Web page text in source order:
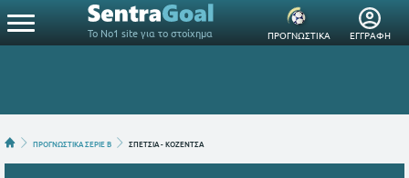
Το Νο1 site για το στοίχημα ΠΡΟΓΝΩΣΤΙΚΑ ΕΓΓΡΑΦΗ
ΠΡΟΓΝΩΣΤΙΚΑ ΣΕΡΙΕ B ΣΠΕΤΣΙΑ - ΚΟΖΕΝΤΣΑ